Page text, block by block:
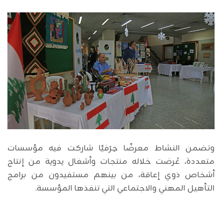
وتضمن النشاط معرضًا حِرَفيًا شاركت فيه مؤسسات
متعددة، عُرضت خلاله منتجات وأشغال يدوية من إنتاج
أشخاص ذوي إعاقة، من بينهم مستفيدون من برامج
التأهيل المهني والاجتماعي التي تنفذها المؤسسة.